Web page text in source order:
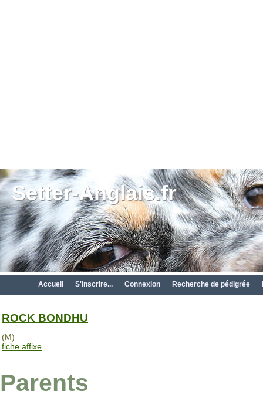
Setter-Anglais.fr
Accueil S'inscrire... Connexion Recherche de pédigrée
ROCK BONDHU
(M)
fiche affixe
Parents